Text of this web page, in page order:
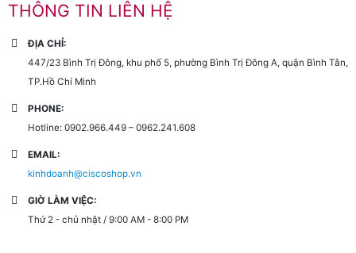
THÔNG TIN LIÊN HỆ
ĐỊA CHỈ:
447/23 Bình Trị Đông, khu phố 5, phường Bình Trị Đông A, quận Bình Tân,
TP.Hồ Chí Minh
PHONE:
Hotline: 0902.966.449 – 0962.241.608
EMAIL:
kinhdoanh@ciscoshop.vn
GIỜ LÀM VIỆC:
Thứ 2 - chủ nhật / 9:00 AM - 8:00 PM